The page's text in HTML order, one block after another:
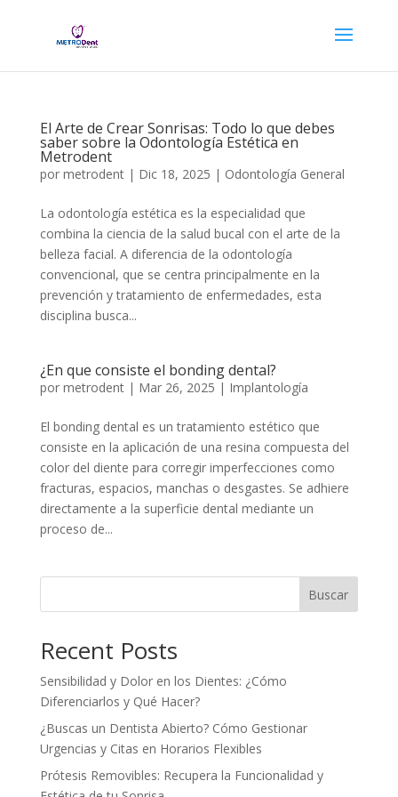
El Arte de Crear Sonrisas: Todo lo que debes
saber sobre la Odontología Estética en
Metrodent
por metrodent| Dic 18, 2025 | Odontología General
La odontología estética es la especialidad que
combina la ciencia de la salud bucal con el arte de la
belleza facial. A diferencia de la odontología
convencional, que se centra principalmente en la
prevención y tratamiento de enfermedades, esta
disciplina busca...
¿En que consiste el bonding dental?
por metrodent| Mar 26, 2025 | Implantología
El bonding dental es un tratamiento estético que
consiste en la aplicación de una resina compuesta del
color del diente para corregir imperfecciones como
fracturas, espacios, manchas o desgastes. Se adhiere
directamente a la superficie dental mediante un
proceso de...
Buscar
Recent Posts
Sensibilidad y Dolor en los Dientes: ¿Cómo
Diferenciarlos y Qué Hacer?
¿Buscas un Dentista Abierto? Cómo Gestionar
Urgencias y Citas en Horarios Flexibles
Prótesis Removibles: Recupera la Funcionalidad y